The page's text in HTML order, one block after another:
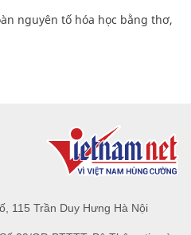
nguyên tố hóa học bằng thơ,
115 Trần Duy Hưng Hà Nội